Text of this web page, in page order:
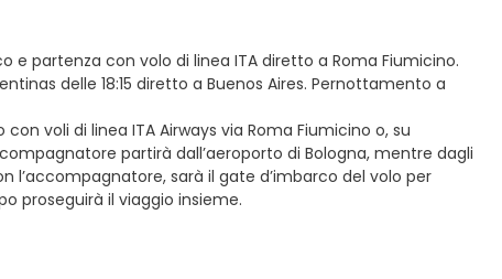
e partenza con volo di linea ITA diretto a Roma Fiumicino.
delle 18:15 diretto a Buenos Aires. Pernottamento a
con voli di linea ITA Airways via Roma Fiumicino o, su
partirà dall’aeroporto di Bologna, mentre dagli
l’accompagnatore, sarà il gate d’imbarco del volo per
proseguirà il viaggio insieme.